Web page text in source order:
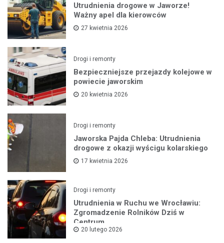
Utrudnienia drogowe w Jaworze!
Ważny apel dla kierowców
27 kwietnia 2026
Drogi i remonty
Bezpieczniejsze przejazdy kolejowe w
powiecie jaworskim
20 kwietnia 2026
Drogi i remonty
Jaworska Pajda Chleba: Utrudnienia
drogowe z okazji wyścigu kolarskiego
17 kwietnia 2026
Drogi i remonty
Utrudnienia w Ruchu we Wrocławiu:
Zgromadzenie Rolników Dziś w
Centrum
20 lutego 2026